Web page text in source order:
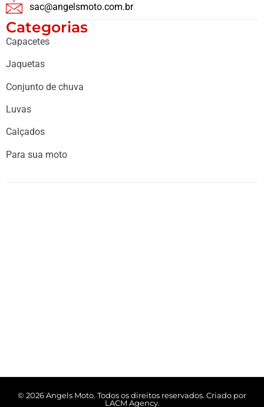
sac@angelsmoto.com.br
Categorias
Capacetes
Jaquetas
Conjunto de chuva
Luvas
Calçados
Para sua moto
© 2026 Angels Moto. Todos os direitos reservados. Criado por
LACM Agency.